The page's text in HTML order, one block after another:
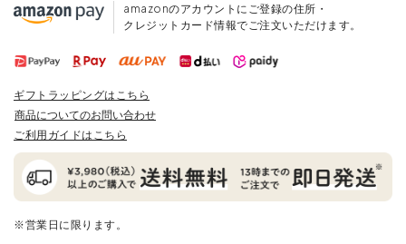
amazonのアカウントにご登録の住所・
クレジットカード情報でご注文いただけます。
ギフトラッピングはこちら
商品についてのお問い合わせ
ご利用ガイドはこちら
※営業日に限ります。